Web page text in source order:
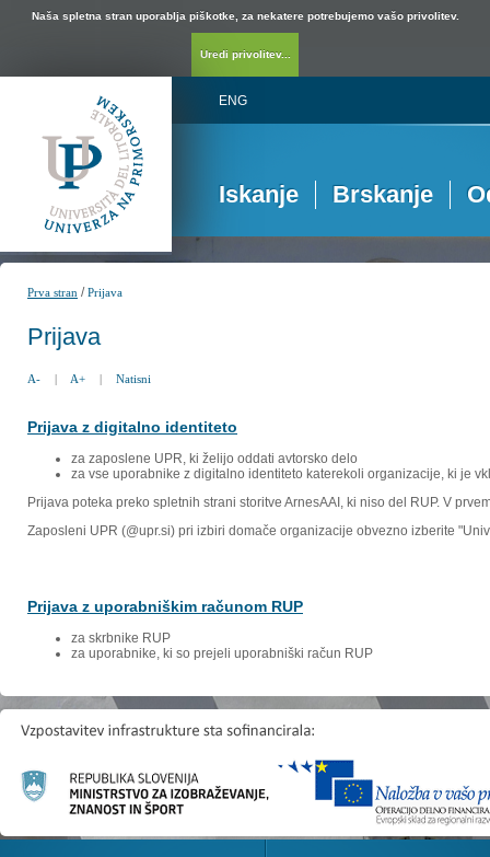
Naša spletna stran uporablja piškotke, za nekatere potrebujemo vašo privolitev.
Uredi privolitev...
ENG
Iskanje Brskanje
Prva stran /Prijava
Prijava
A- | A+ | Natisni
Prijava z digitalno identiteto
za zaposlene UPR, ki želijo oddati avtorsko delo
za vse uporabnike z digitalno identiteto katerekoli organizacije, ki je
Prijava poteka preko spletnih strani storitve ArnesAAI, ki niso del RUP. V
Zaposleni UPR (@upr.si) pri izbiri domače organizacije obvezno izberite
Prijava z uporabniškim računom RUP
za skrbnike RUP
za uporabnike, ki so prejeli uporabniški račun RUP